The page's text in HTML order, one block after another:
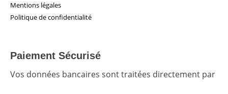
Mentions légales
Politique de confidentialité
Paiement Sécurisé
Vos données bancaires sont traitées directement par